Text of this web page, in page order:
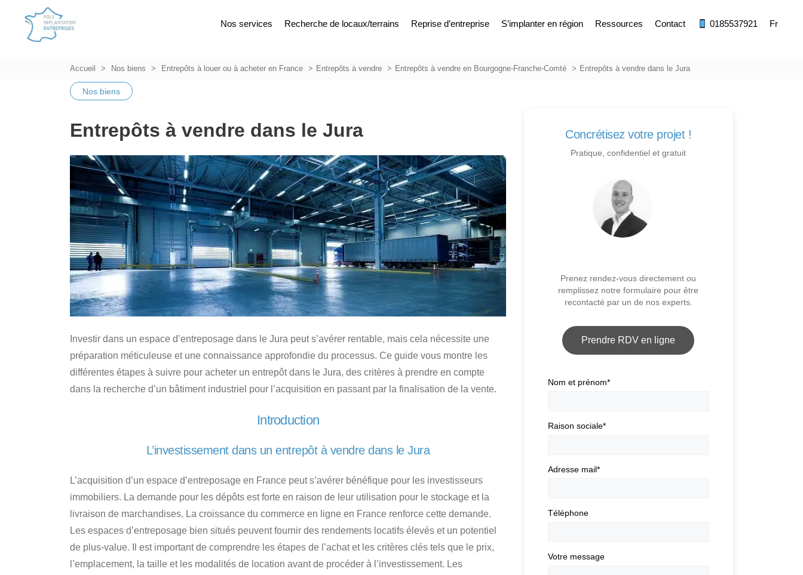
Nos services Recherche de locaux/terrains Reprise d’entreprise S’implanter en région Ressources Contact 0185537921 Fr
Accueil Nos biens Entrepôts à louer ou à acheter en France Entrepôts à vendre Entrepôts à vendre en Bourgogne-Franche-Comté Entrepôts à vendre dans le Jura
Nos biens
Entrepôts à vendre dans le Jura
Investir dans un espace d’entreposage dans le Jura peut s’avérer rentable, mais cela nécessite une
préparation méticuleuse et une connaissance approfondie du processus. Ce guide vous montre les
différentes étapes à suivre pour acheter un entrepôt dans le Jura, des critères à prendre en compte
dans la recherche d’un bâtiment industriel pour l’acquisition en passant par la finalisation de la vente.
Introduction
L’investissement dans un entrepôt à vendre dans le Jura
L’acquisition d’un espace d’entreposage en France peut s’avérer bénéfique pour les investisseurs
immobiliers. La demande pour les dépôts est forte en raison de leur utilisation pour le stockage et la
livraison de marchandises. La croissance du commerce en ligne en France renforce cette demande.
Les espaces d’entreposage bien situés peuvent fournir des rendements locatifs élevés et un potentiel
de plus-value. Il est important de comprendre les étapes de l’achat et les critères clés tels que le prix,
l’emplacement, la taille et les modalités de location avant de procéder à l’investissement. Les
Concrétisez votre projet !
Pratique, confidentiel et gratuit
Prenez rendez-vous directement ou
remplissez notre formulaire pour être
recontacté par un de nos experts.
Prendre RDV en ligne
Nom et prénom*
Raison sociale*
Adresse mail*
Téléphone
Votre message